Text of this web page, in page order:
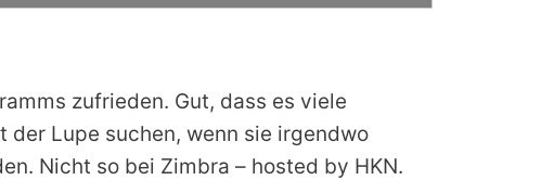
zufrieden. Gut, dass es viele
Lupe suchen, wenn sie irgendwo
Nicht so bei Zimbra – hosted by HKN.